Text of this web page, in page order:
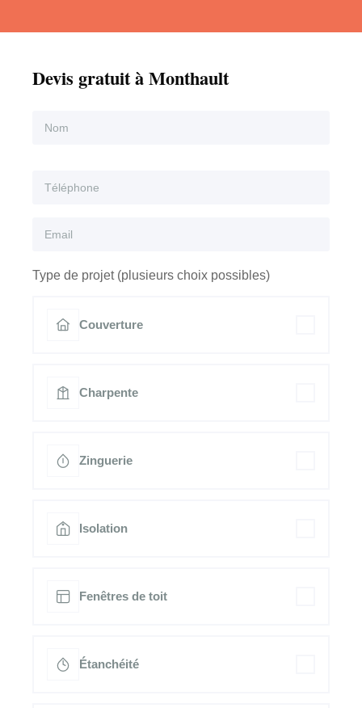
Devis gratuit à Monthault
Type de projet (plusieurs choix possibles)
Couverture
Charpente
Zinguerie
Isolation
Fenêtres de toit
Étanchéité